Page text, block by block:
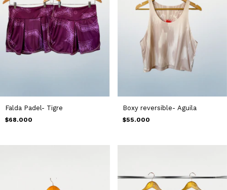
Falda Padel- Tigre
$68.000
Boxy reversible- Aguila
$55.000